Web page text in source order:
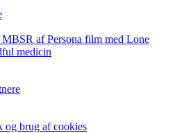
af Persona film med Lone
medicin
og brug af cookies